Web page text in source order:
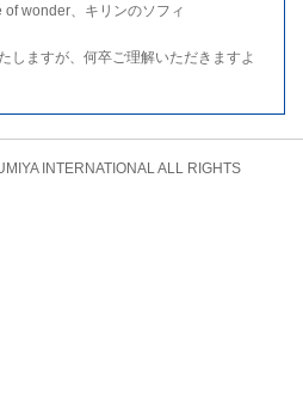
wonder、キリンのソフィ
しますが、何卒ご理解いただきますよ